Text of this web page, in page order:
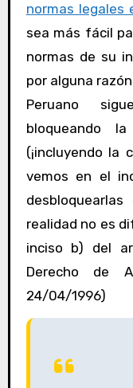
normas legales
sea más fácil
normas de su
por alguna
Peruano
bloqueando
(¡incluyendo
vemos en el
realidad no es
inciso b) del
Derecho de
24/04/1996)